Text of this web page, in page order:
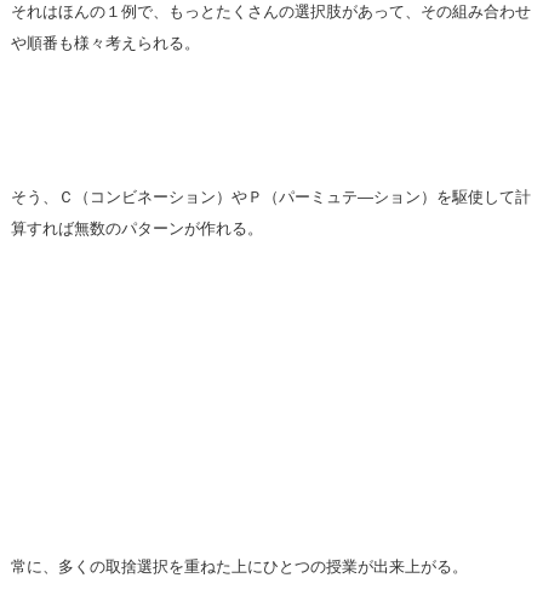
それはほんの１例で、もっとたくさんの選択肢があって、その組み合わせ
や順番も様々考えられる。
そう、Ｃ（コンビネーション）やＰ（パーミュテ―ション）を駆使して計
算すれば無数のパターンが作れる。
常に、多くの取捨選択を重ねた上にひとつの授業が出来上がる。